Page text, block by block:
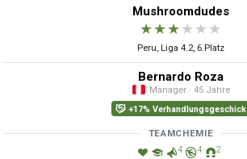
Mushroomdudes
★★★★ ★ ★
Peru, Liga 4.2, 6.Platz
Bernardo Roza
Manager · 45 Jahre
+17% Verhandlungsgeschick
TEAMCHEMIE
4 4 2